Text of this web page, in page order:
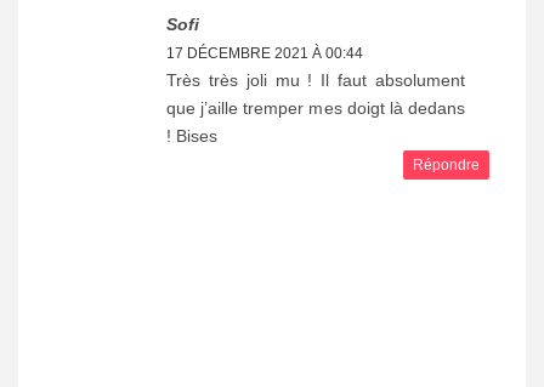
Sofi
17 DÉCEMBRE 2021 À 00:44
Très très joli mu ! Il faut absolument
que j’aille tremper mes doigt là dedans
! Bises
Répondre